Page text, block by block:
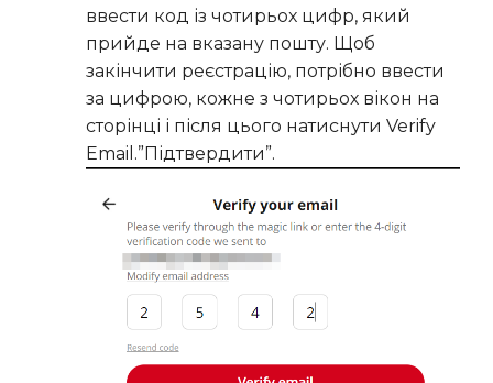
ввести код із чотирьох цифр, який
прийде на вказану пошту. Щоб
закінчити реєстрацію, потрібно ввести
за цифрою, кожне з чотирьох вікон на
сторінці і після цього натиснути Verify
Email.”Підтвердити”.